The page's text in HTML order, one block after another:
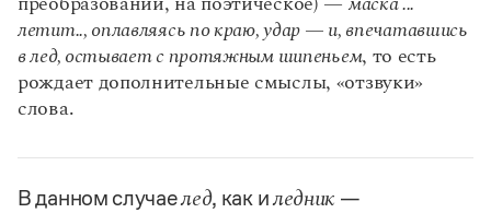
преобразований, на поэтическое) — маска ...
летит.., оплавляясь по краю, удар — и, впечатавшись
в лед, остывает с протяжным шипеньем, то есть
рождает дополнительные смыслы, «отзвуки»
слова.
В данном случаелед, как иледник —